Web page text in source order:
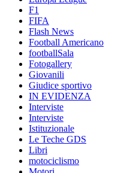
F1
FIFA
Flash News
Football Americano
footballSala
Fotogallery
Giovanili
Giudice sportivo
IN EVIDENZA
Interviste
Interviste
Istituzionale
Le Teche GDS
Libri
motociclismo